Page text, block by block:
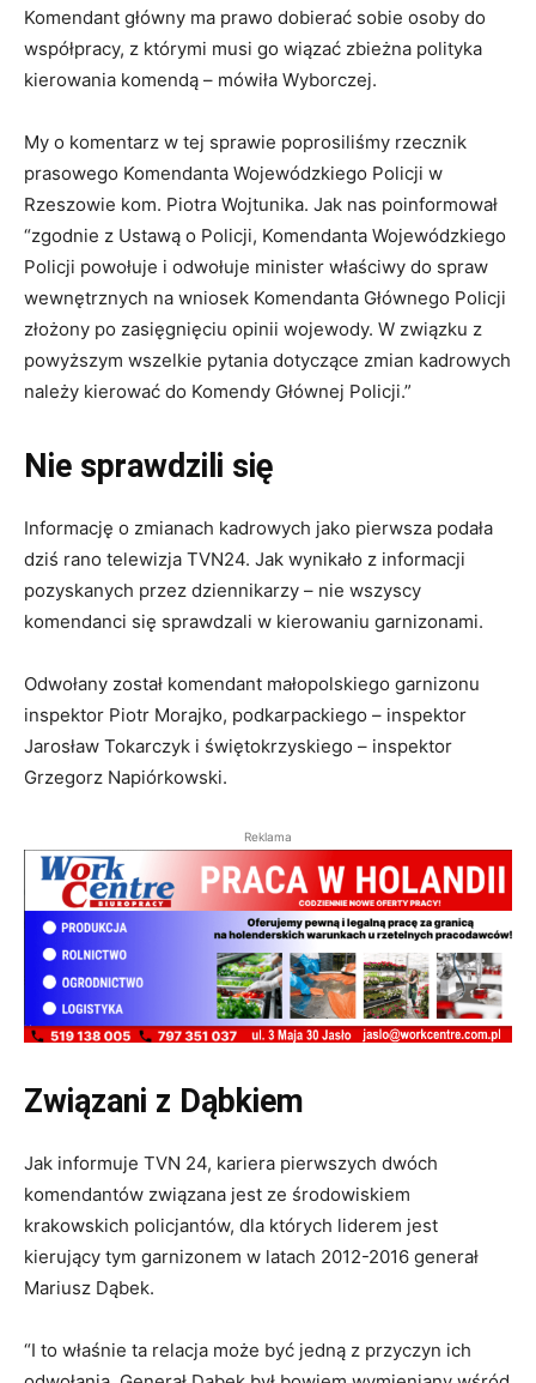
Komendant główny ma prawo dobierać sobie osoby do
współpracy, z którymi musi go wiązać zbieżna polityka
kierowania komendą – mówiła Wyborczej.
My o komentarz w tej sprawie poprosiliśmy rzecznik
prasowego Komendanta Wojewódzkiego Policji w
Rzeszowie kom. Piotra Wojtunika. Jak nas poinformował
“zgodnie z Ustawą o Policji, Komendanta Wojewódzkiego
Policji powołuje i odwołuje minister właściwy do spraw
wewnętrznych na wniosek Komendanta Głównego Policji
złożony po zasięgnięciu opinii wojewody. W związku z
powyższym wszelkie pytania dotyczące zmian kadrowych
należy kierować do Komendy Głównej Policji.”
Nie sprawdzili się
Informację o zmianach kadrowych jako pierwsza podała
dziś rano telewizja TVN24. Jak wynikało z informacji
pozyskanych przez dziennikarzy – nie wszyscy
komendanci się sprawdzali w kierowaniu garnizonami.
Odwołany został komendant małopolskiego garnizonu
inspektor Piotr Morajko, podkarpackiego – inspektor
Jarosław Tokarczyk i świętokrzyskiego – inspektor
Grzegorz Napiórkowski.
Reklama
Związani z Dąbkiem
Jak informuje TVN 24, kariera pierwszych dwóch
komendantów związana jest ze środowiskiem
krakowskich policjantów, dla których liderem jest
kierujący tym garnizonem w latach 2012-2016 generał
Mariusz Dąbek.
“I to właśnie ta relacja może być jedną z przyczyn ich